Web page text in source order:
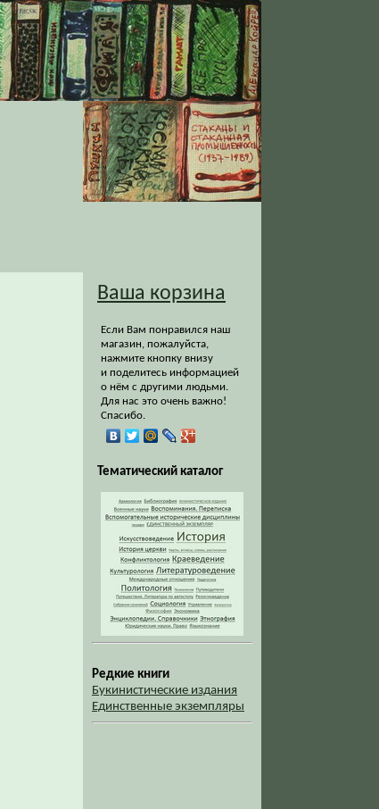
Ваша корзина
Если Вам понравился наш
магазин, пожалуйста,
нажмите кнопку внизу
и поделитесь информацией
о нём с другими людьми.
Для нас это очень важно!
Спасибо.
Тематический каталог
Редкие книги
Букинистические издания
Единственные экземпляры